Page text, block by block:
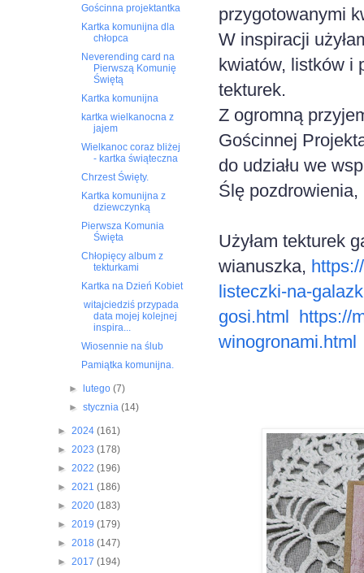
przygotowanymi
W inspiracji
kwiatów, listków i
tekturek.
Z ogromną
Gościnnej
do udziału we
Ślę pozdrowienia,
Użyłam tekturek
wianuszka,
listeczki-na-
gosi.html https://
winogronami.html
Gościnna projektantka
Kartka komunijna dla
chłopca
Neverending card na
Pierwszą Komunię
Świętą
Kartka komunijna
kartka wielkanocna z
jajem
Wielkanoc coraz bliżej
- kartka świąteczna
Chrzest Święty.
Kartka komunijna z
dziewczynką
Pierwsza Komunia
Święta
Chłopięcy album z
tekturkami
Kartka na Dzień Kobiet
witajciedziś przypada
data mojej kolejnej
inspira...
Wiosennie na ślub
Pamiątka komunijna.
► lutego(7)
►stycznia(14)
► 2024 (161)
► 2023 (178)
► 2022 (196)
► 2021 (186)
► 2020 (183)
► 2019 (179)
► 2018 (147)
► 2017 (194)